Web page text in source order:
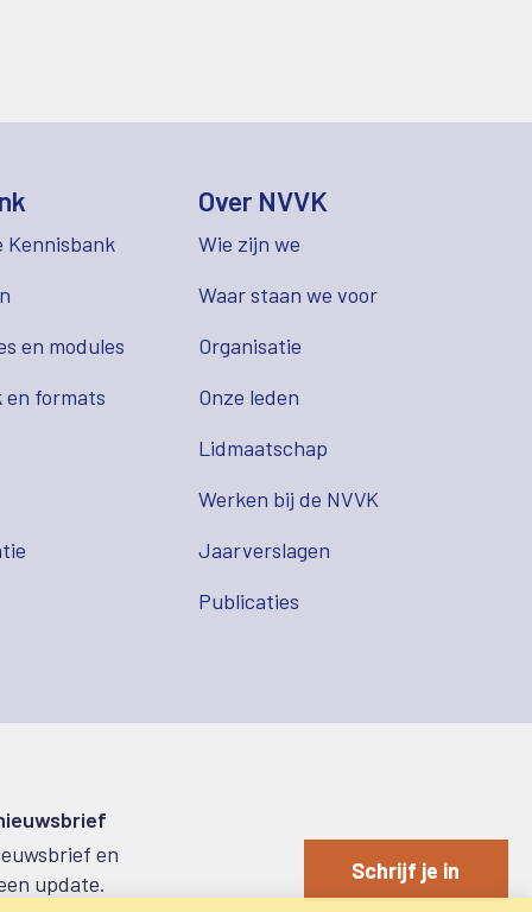
Kennisbank
en modules
en formats
Over NVVK
Wie zijn we
Waar staan we voor
Organisatie
Onze leden
Lidmaatschap
Werken bij de NVVK
Jaarverslagen
Publicaties
en
update.
Schrijf je in